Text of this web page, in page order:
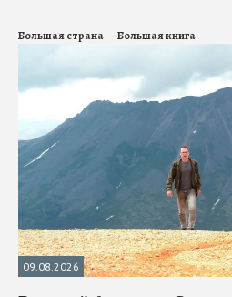
Большая страна — Большая книга
09.08.2026